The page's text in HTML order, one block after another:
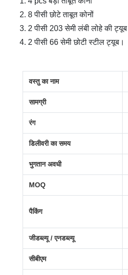
2. 8 पीसी छोटे ताबूत कोनों
3. 2 पीसी 203 सेमी लंबी लोहे की ट्यूब
4. 2 पीसी 66 सेमी छोटी स्टील ट्यूब।
वस्तु का नाम
सामग्री
रंग
डिलीवरी का समय
भुगतान अवधी
MOQ
पैकिंग
जीडब्ल्यू / एनडब्ल्यू
सीबीएम